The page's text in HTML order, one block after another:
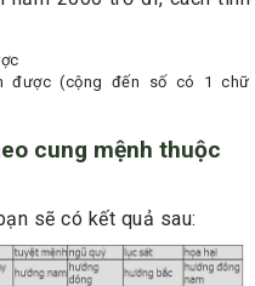
được (cộng đến số có 1 chữ
cung mệnh thuộc
sẽ có kết quả sau: